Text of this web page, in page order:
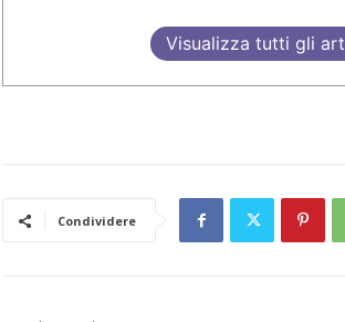
Visualizza tutti gli
Condividere